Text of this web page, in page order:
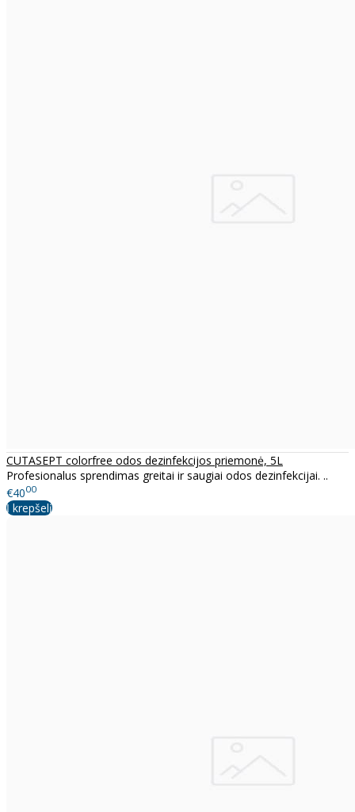
CUTASEPT colorfree odos dezinfekcijos priemonė, 5L
Profesionalus sprendimas greitai ir saugiai odos dezinfekcijai. ..
€4000
Į krepšelį